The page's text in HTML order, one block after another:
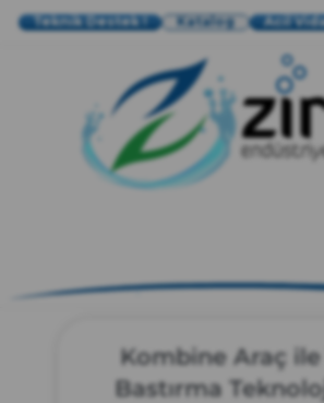
Teknik Destek ! Katalog Acil
Kombine Araç ile
Bastırma